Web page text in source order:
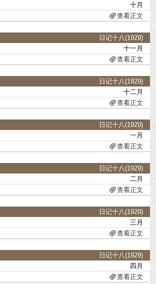
十月
查看正文
日记十八(1929)
十一月
查看正文
日记十八(1929)
十二月
查看正文
日记十八(1929)
一月
查看正文
日记十八(1929)
二月
查看正文
日记十八(1929)
三月
查看正文
日记十八(1929)
四月
查看正文